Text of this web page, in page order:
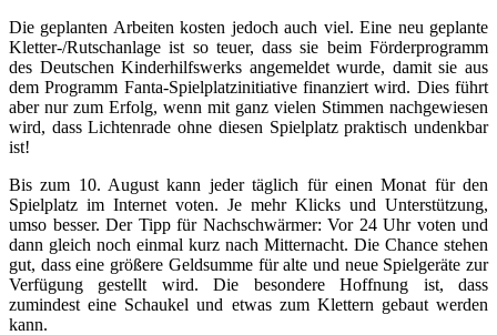
Die geplanten Arbeiten kosten jedoch auch viel. Eine neu geplante
Kletter-/Rutschanlage ist so teuer, dass sie beim Förderprogramm
des Deutschen Kinderhilfswerks angemeldet wurde, damit sie aus
dem Programm Fanta-Spielplatzinitiative finanziert wird. Dies führt
aber nur zum Erfolg, wenn mit ganz vielen Stimmen nachgewiesen
wird, dass Lichtenrade ohne diesen Spielplatz praktisch undenkbar
ist!
Bis zum 10. August kann jeder täglich für einen Monat für den
Spielplatz im Internet voten. Je mehr Klicks und Unterstützung,
umso besser. Der Tipp für Nachschwärmer: Vor 24 Uhr voten und
dann gleich noch einmal kurz nach Mitternacht. Die Chance stehen
gut, dass eine größere Geldsumme für alte und neue Spielgeräte zur
Verfügung gestellt wird. Die besondere Hoffnung ist, dass
zumindest eine Schaukel und etwas zum Klettern gebaut werden
kann.